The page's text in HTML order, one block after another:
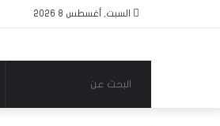
السبت, أغسطس 8 2026
البحث